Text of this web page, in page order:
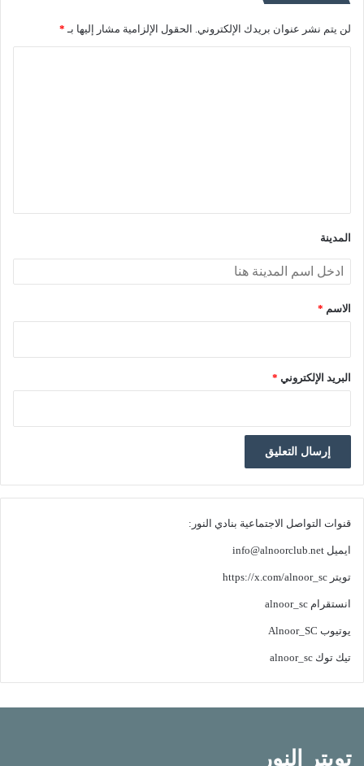
لن يتم نشر عنوان بريدك الإلكتروني. الحقول الإلزامية مشار إليها بـ *
المدينة
الاسم *
البريد الإلكتروني *
قنوات التواصل الاجتماعية بنادي النور:
ايميل info@alnoorclub.net
تويتر https://x.com/alnoor_sc
انستقرام alnoor_sc
يوتيوب Alnoor_SC
تيك توك alnoor_sc
تويتر النور